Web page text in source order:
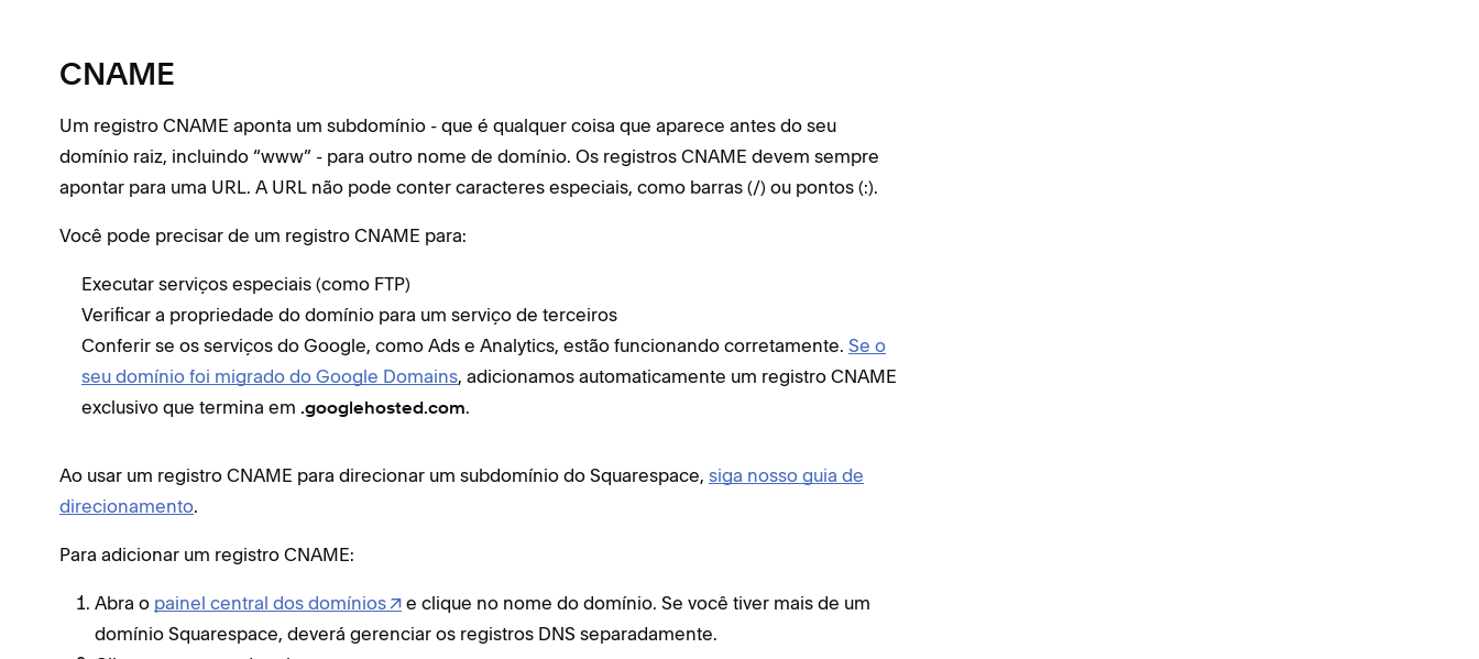
CNAME
Um registro CNAME aponta um subdomínio - que é qualquer coisa que aparece antes do seu
domínio raiz, incluindo “www” - para outro nome de domínio. Os registros CNAME devem sempre
apontar para uma URL. A URL não pode conter caracteres especiais, como barras (/) ou pontos (:).
Você pode precisar de um registro CNAME para:
Executar serviços especiais (como FTP)
Verificar a propriedade do domínio para um serviço de terceiros
Conferir se os serviços do Google, como Ads e Analytics, estão funcionando corretamente. Se o
seu domínio foi migrado do Google Domains, adicionamos automaticamente um registro CNAME
exclusivo que termina em .googlehosted.com.
Ao usar um registro CNAME para direcionar um subdomínio do Squarespace, siga nosso guia de
direcionamento.
Para adicionar um registro CNAME:
Abra o painel central dos domínios
e clique no nome do domínio. Se você tiver mais de um
domínio Squarespace, deverá gerenciar os registros DNS separadamente.